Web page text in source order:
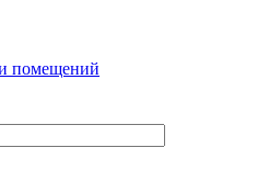
помещений